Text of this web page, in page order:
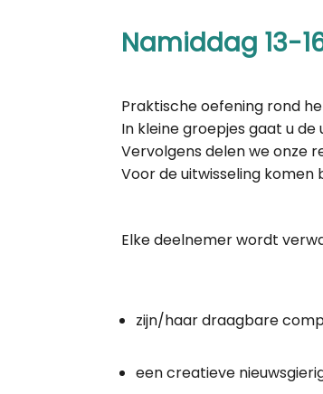
Namiddag 13-
Praktische oefening rond
In kleine groepjes gaat u
Vervolgens delen we onze
Voor de uitwisseling komen
Elke deelnemer wordt
zijn/haar draagbare
een creatieve